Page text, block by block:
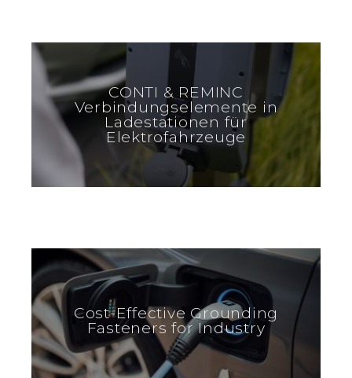
CONTI & REMINC
Verbindungselemente in
Ladestationen für
Elektrofahrzeuge
Cost-Effective Grounding
Fasteners for Industry